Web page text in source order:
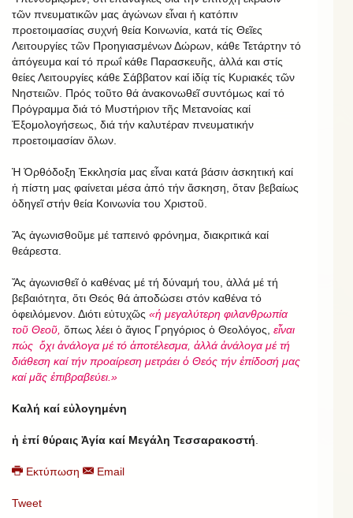
τῶν πνευματικῶν μας ἀγώνων εἶναι ἡ κατόπιν
προετοιμασίας συχνή θεία Κοινωνία, κατά τίς Θεῖες
Λειτουργίες τῶν Προηγιασμένων Δώρων, κάθε Τετάρτην τό
ἀπόγευμα καί τό πρωΐ κάθε Παρασκευῆς, ἀλλά και στίς
θείες Λειτουργίες κάθε Σάββατον καί ἰδίᾳ τίς Κυριακές τῶν
Νηστειῶν. Πρός τοῦτο θά ἀνακονωθεῖ συντόμως καί τό
Πρόγραμμα διά τό Μυστήριον τῆς Μετανοίας καί
Ἐξομολογήσεως, διά τήν καλυτέραν πνευματικήν
προετοιμασίαν ὅλων.
Ἡ Ὀρθόδοξη Ἐκκλησία μας εἶναι κατά βάσιν ἀσκητική καί
ἡ πίστη μας φαίνεται μέσα ἀπό τήν ἄσκηση, ὅταν βεβαίως
ὁδηγεῖ στήν θεία Κοινωνία του Χριστοῦ.
Ἄς ἀγωνισθοῦμε μέ ταπεινό φρόνημα, διακριτικά καί
θεάρεστα.
Ἄς ἀγωνισθεῖ ὁ καθένας μέ τή δύναμή του, ἀλλά μέ τή
βεβαιότητα, ὅτι Θεός θά ἀποδώσει στόν καθένα τό
ὀφειλόμενον. Διότι εὐτυχῶς «ἡ μεγαλύτερη φιλανθρωπία
τοῦ Θεοῦ, ὅπως λέει ὁ ἅγιος Γρηγόριος ὁ Θεολόγος, εἶναι
πώς ὄχι ἀνάλογα μέ τό ἀποτέλεσμα, ἀλλά ἀνάλογα μέ τή
διάθεση καί τήν προαίρεση μετράει ὁ Θεός τήν ἐπίδοσή μας
καί μᾶς ἐπιβραβεύει.»
Καλή καί εὐλογημένη
ἡ ἐπί θύραις Ἁγία καί Μεγάλη Τεσσαρακοστή.
Εκτύπωση Email
Tweet